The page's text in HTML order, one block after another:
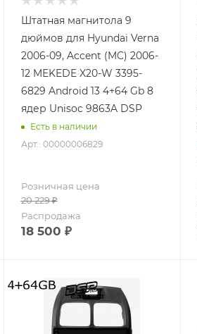
Штатная магнитола 9
дюймов для Hyundai Verna
2006-09, Accent (MC) 2006-
12 MEKEDE X20-W 3395-
6829 Android 13 4+64 Gb 8
ядер Unisoc 9863A DSP
Есть в наличии
Арт.: 00000006829
Розничная цена
20 229₽
Распродажа
18 500 ₽